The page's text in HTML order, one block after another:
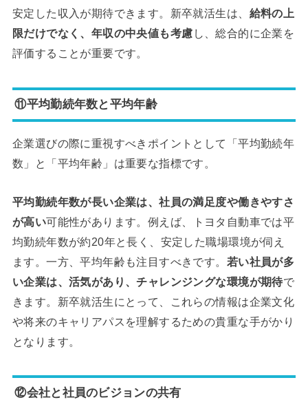
安定した収入が期待できます。新卒就活生は、 給料の上
限だけでなく、年収の中央値も考慮 し、総合的に企業を
評価することが重要です。
⑪平均勤続年数と平均年齢
企業選びの際に重視すべきポイントとして「平均勤続年
数」と「平均年齢」は重要な指標です。
平均勤続年数が長い企業は、社員の満足度や働きやすさ
が高い可能性があります。例えば、トヨタ自動車では平
均勤続年数が約20年と長く、安定した職場環境が伺え
ます。一方、平均年齢も注目すべきです。 若い社員が多
い企業は、活気があり、チャレンジングな環境が期待で
きます。新卒就活生にとって、これらの情報は企業文化
や将来のキャリアパスを理解するための貴重な手がかり
となります。
⑫会社と社員のビジョンの共有